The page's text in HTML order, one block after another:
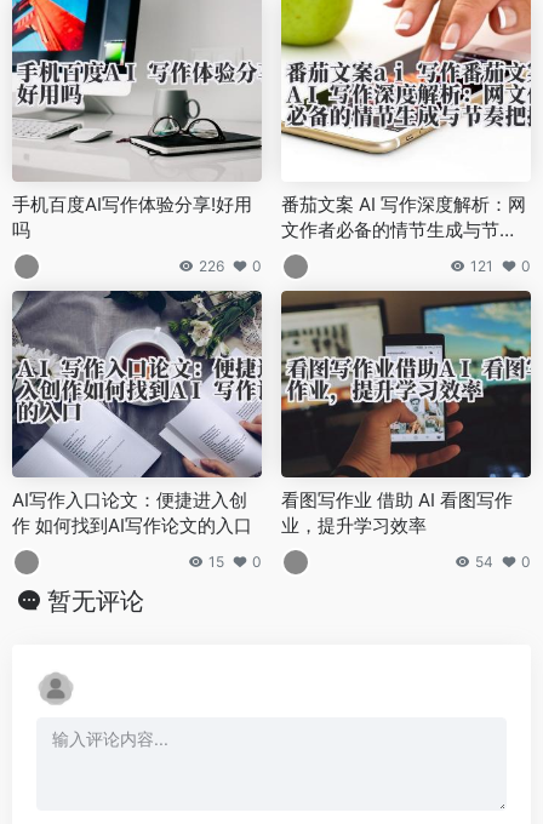
手机百度AI写作体验分享!好用
吗
226 0
番茄文案 AI 写作深度解析：网
文作者必备的情节生成与节奏
把控神器
121 0
AI写作入口论文：便捷进入创
作 如何找到AI写作论文的入口
15 0
看图写作业 借助 AI 看图写作
业，提升学习效率
54 0
暂无评论